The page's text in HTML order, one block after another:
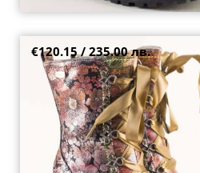
Атрактивни дамски боти с
розов цвят и ефектни връзки
38
€120.15 / 235.00 лв.